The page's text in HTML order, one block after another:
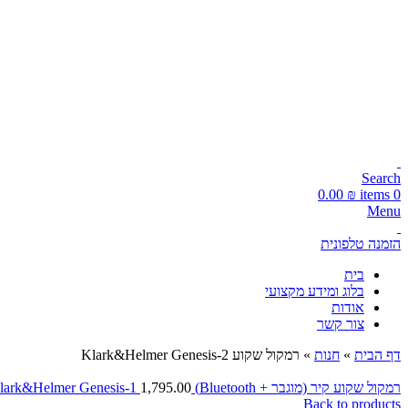
Search
0
items
0.00 ₪
Menu
הזמנה טלפונית
בית
בלוג ומידע מקצועי
אודות
צור קשר
דף הבית » חנות » רמקול שקוע 2-Klark&Helmer Genesis
רמקול שקוע קיר (מוגבר + Bluetooth) Klark&Helmer Genesis-1 1,795.00
Back to products